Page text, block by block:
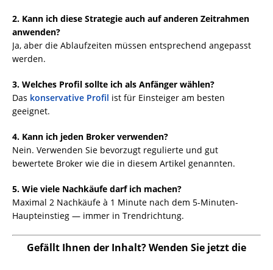
2. Kann ich diese Strategie auch auf anderen Zeitrahmen
anwenden?
Ja, aber die Ablaufzeiten müssen entsprechend angepasst
werden.
3. Welches Profil sollte ich als Anfänger wählen?
Das konservative Profil ist für Einsteiger am besten
geeignet.
4. Kann ich jeden Broker verwenden?
Nein. Verwenden Sie bevorzugt regulierte und gut
bewertete Broker wie die in diesem Artikel genannten.
5. Wie viele Nachkäufe darf ich machen?
Maximal 2 Nachkäufe à 1 Minute nach dem 5-Minuten-
Haupteinstieg — immer in Trendrichtung.
Gefällt Ihnen der Inhalt? Wenden Sie jetzt die